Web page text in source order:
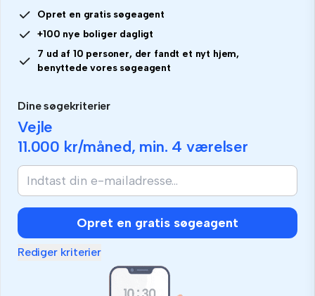
Opret en gratis søgeagent
+100 nye boliger dagligt
7 ud af 10 personer, der fandt et nyt hjem,
benyttede vores søgeagent
Dine søgekriterier
Vejle
11.000 kr/måned, min. 4 værelser
Opret en gratis søgeagent
Rediger kriterier